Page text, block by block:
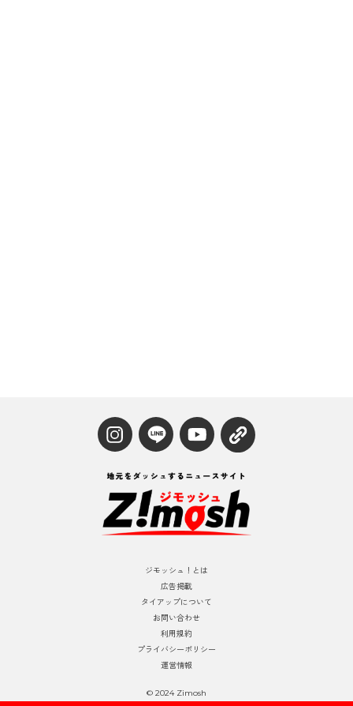
ジモッシュ！とは
広告掲載
タイアップについて
お問い合わせ
利用規約
プライバシーポリシー
運営情報
© 2024 Zimosh